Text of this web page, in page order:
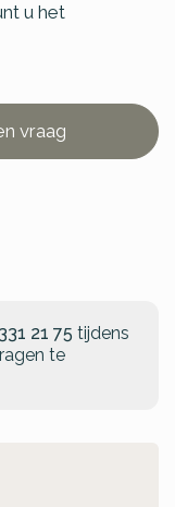
u het
vraag
21 75 tijdens
te